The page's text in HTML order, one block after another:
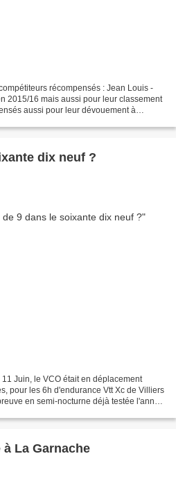
récompensés : Jean Louis -
2015/16 mais aussi pour leur classement
aussi pour leur dévouement à
dix neuf ?
Juin, le VCO était en déplacement
pour les 6h d'endurance Vtt Xc de Villiers
en semi-nocturne déjà testée l'année
à La Garnache